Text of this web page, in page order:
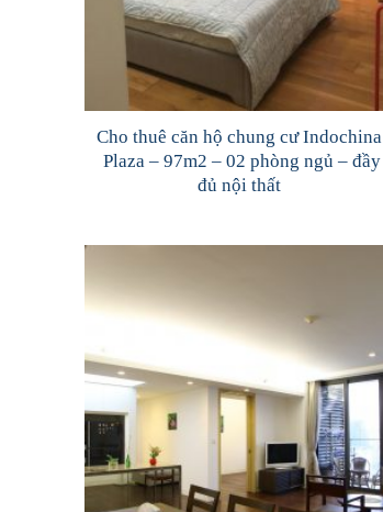
Cho thuê căn hộ chung cư Indochina
Plaza – 97m2 – 02 phòng ngủ – đầy
đủ nội thất
Wishlist